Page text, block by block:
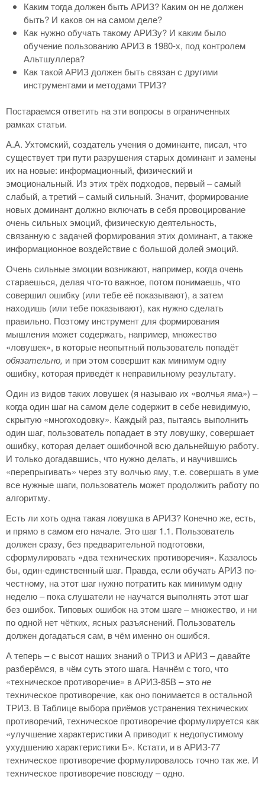
Каким тогда должен быть АРИЗ? Каким он не должен
быть? И каков он на самом деле?
Как нужно обучать такому АРИЗу? И каким было
обучение пользованию АРИЗ в 1980-х, под контролем
Альтшуллера?
Как такой АРИЗ должен быть связан с другими
инструментами и методами ТРИЗ?
Постараемся ответить на эти вопросы в ограниченных
рамках статьи.
А.А. Ухтомский, создатель учения о доминанте, писал, что
существует три пути разрушения старых доминант и замены
их на новые: информационный, физический и
эмоциональный. Из этих трёх подходов, первый – самый
слабый, а третий – самый сильный. Значит, формирование
новых доминант должно включать в себя провоцирование
очень сильных эмоций, физическую деятельность,
связанную с задачей формирования этих доминант, а также
информационное воздействие с большой долей эмоций.
Очень сильные эмоции возникают, например, когда очень
стараешься, делая что-то важное, потом понимаешь, что
совершил ошибку (или тебе её показывают), а затем
находишь (или тебе показывают), как нужно сделать
правильно. Поэтому инструмент для формирования
мышления может содержать, например, множество
«ловушек», в которые неопытный пользователь попадёт
обязательно, и при этом совершит как минимум одну
ошибку, которая приведёт к неправильному результату.
Один из видов таких ловушек (я называю их «волчья яма») –
когда один шаг на самом деле содержит в себе невидимую,
скрытую «многоходовку». Каждый раз, пытаясь выполнить
один шаг, пользователь попадает в эту ловушку, совершает
ошибку, которая делает ошибочной всю дальнейшую работу.
И только догадавшись, что нужно делать, и научившись
«перепрыгивать» через эту волчью яму, т.е. совершать в уме
все нужные шаги, пользователь может продолжить работу по
алгоритму.
Есть ли хоть одна такая ловушка в АРИЗ? Конечно же, есть,
и прямо в самом его начале. Это шаг 1.1. Пользователь
должен сразу, без предварительной подготовки,
сформулировать «два технических противоречия». Казалось
бы, один-единственный шаг. Правда, если обучать АРИЗ по-
честному, на этот шаг нужно потратить как минимум одну
неделю – пока слушатели не научатся выполнять этот шаг
без ошибок. Типовых ошибок на этом шаге – множество, и ни
по одной нет чётких, ясных разъяснений. Пользователь
должен догадаться сам, в чём именно он ошибся.
А теперь – с высот наших знаний о ТРИЗ и АРИЗ – давайте
разберёмся, в чём суть этого шага. Начнём с того, что
«техническое противоречие» в АРИЗ-85В – этоне
техническое противоречие, как оно понимается в остальной
ТРИЗ. В Таблице выбора приёмов устранения технических
противоречий, техническое противоречие формулируется как
«улучшение характеристики А приводит к недопустимому
ухудшению характеристики Б». Кстати, и в АРИЗ-77
техническое противоречие формулировалось точно так же. И
техническое противоречие повсюду – одно.